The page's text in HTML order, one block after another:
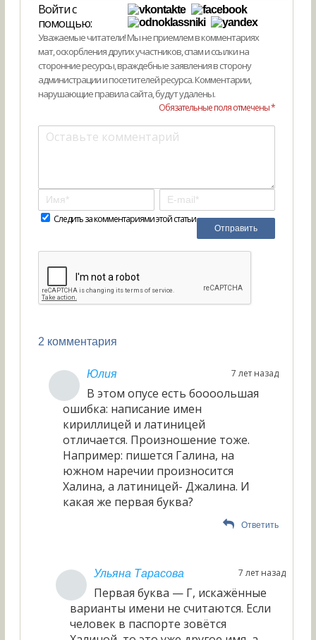
Войти с
помощью:
Уважаемые читатели! Мы не приемлем в комментариях
мат, оскорбления других участников, спам и ссылки на
сторонние ресурсы, враждебные заявления в сторону
администрации и посетителей ресурса. Комментарии,
нарушающие правила сайта, будут удалены.
Обязательные поля отмечены *
Следить за комментариями этой статьи
2 комментария
Юлия 7 лет назад
В этом опусе есть боооольшая
ошибка: написание имен
кириллицей и латиницей
отличается. Произношение тоже.
Например: пишется Галина, на
южном наречии произносится
Халина, а латиницей- Джалина. И
какая же первая буква?
Ответить
Ульяна Тарасова 7 лет назад
Первая буква — Г, искажённые
варианты имени не считаются. Если
человек в паспорте зовётся